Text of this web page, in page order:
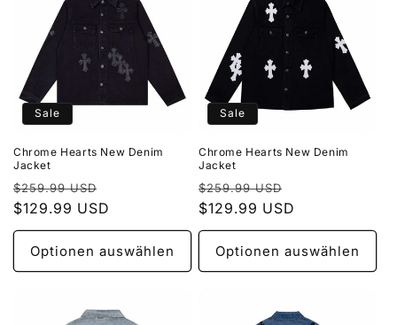
Sale
Chrome Hearts New Denim
Jacket
Normaler
Preis
$259.99 USD
Verkaufspreis
$129.99 USD
Optionen auswählen
Sale
Chrome Hearts New Denim
Jacket
Normaler
Preis
$259.99 USD
$129.99 USD
Optionen auswählen